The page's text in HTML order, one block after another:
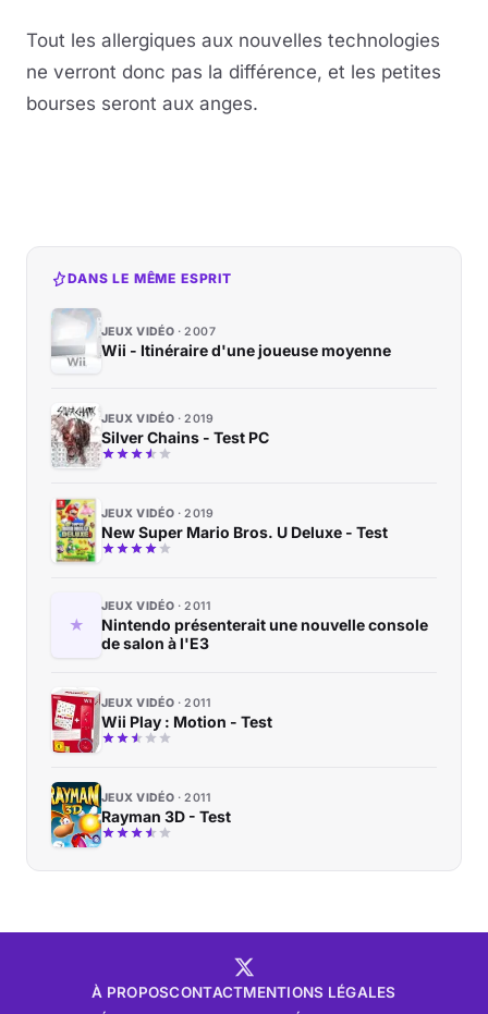
Tout les allergiques aux nouvelles technologies
ne verront donc pas la différence, et les petites
bourses seront aux anges.
DANS LE MÊME ESPRIT
JEUX VIDÉO 2007
Wii - Itinéraire d'une joueuse moyenne
JEUX VIDÉO 2019
Silver Chains - Test PC
JEUX VIDÉO 2019
New Super Mario Bros. U Deluxe - Test
JEUX VIDÉO 2011
Nintendo présenterait une nouvelle console
de salon à l'E3
JEUX VIDÉO 2011
Wii Play : Motion - Test
JEUX VIDÉO 2011
Rayman 3D - Test
À PROPOSCONTACTMENTIONS LÉGALES